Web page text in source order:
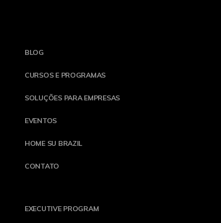
BLOG
CURSOS E PROGRAMAS
SOLUÇÕES PARA EMPRESAS
EVENTOS
HOME SU BRAZIL
CONTATO
EXECUTIVE PROGRAM